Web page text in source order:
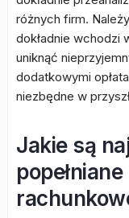
różnych firm.
dokładnie wchodzi
uniknąć
dodatkowymi
niezbędne w
Jakie są